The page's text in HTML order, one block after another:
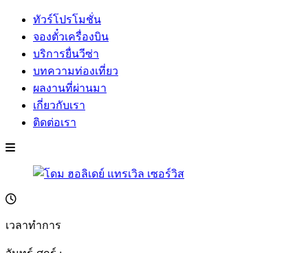
ทัวร์โปรโมชั่น
จองตั๋วเครื่องบิน
บริการยื่นวีซ่า
บทความท่องเที่ยว
ผลงานที่ผ่านมา
เกี่ยวกับเรา
ติดต่อเรา
เวลาทำการ